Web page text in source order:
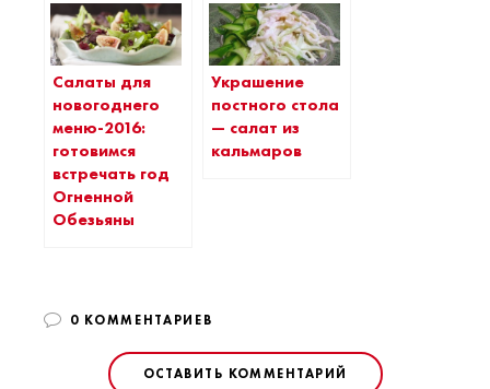
Салаты для
новогоднего
меню-2016:
готовимся
встречать год
Огненной
Обезьяны
Украшение
постного стола
— салат из
кальмаров
0 КОММЕНТАРИЕВ
ОСТАВИТЬ КОММЕНТАРИЙ